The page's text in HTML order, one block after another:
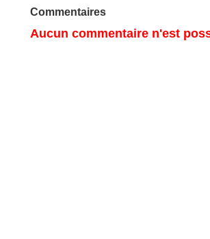
Commentaires
Aucun commentaire n'est